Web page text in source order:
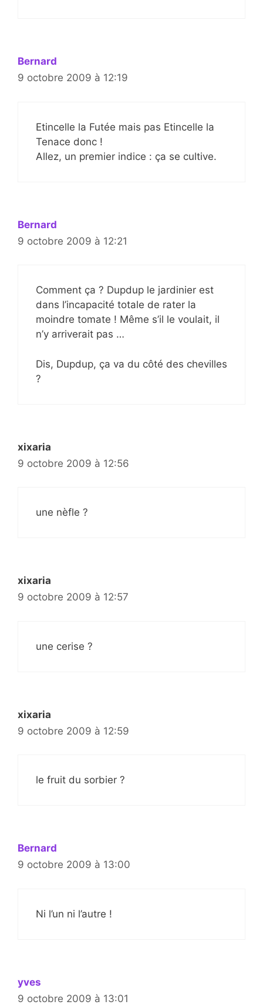
Bernard
9 octobre 2009 à 12:19
Etincelle la Futée mais pas Etincelle la
Tenace donc !
Allez, un premier indice : ça se cultive.
Bernard
9 octobre 2009 à 12:21
Comment ça ? Dupdup le jardinier est
dans l’incapacité totale de rater la
moindre tomate ! Même s’il le voulait, il
n’y arriverait pas …
Dis, Dupdup, ça va du côté des chevilles
?
xixaria
9 octobre 2009 à 12:56
une nèfle ?
xixaria
9 octobre 2009 à 12:57
une cerise ?
xixaria
9 octobre 2009 à 12:59
le fruit du sorbier ?
Bernard
9 octobre 2009 à 13:00
Ni l’un ni l’autre !
yves
9 octobre 2009 à 13:01